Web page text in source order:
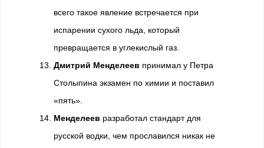
всего такое явление встречается при
испарении сухого льда, который
превращается в углекислый газ.
Дмитрий Менделеев принимал у Петра
Столыпина экзамен по химии и поставил
«пять».
Менделеев разработал стандарт для
русской водки, чем прославился никак не